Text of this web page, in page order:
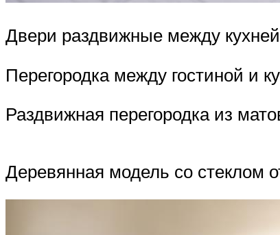
Двери раздвижные между кухней
Перегородка между гостиной и
Раздвижная перегородка из
Деревянная модель со стеклом